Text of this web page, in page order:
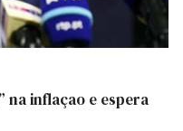
na inflaçao e espera